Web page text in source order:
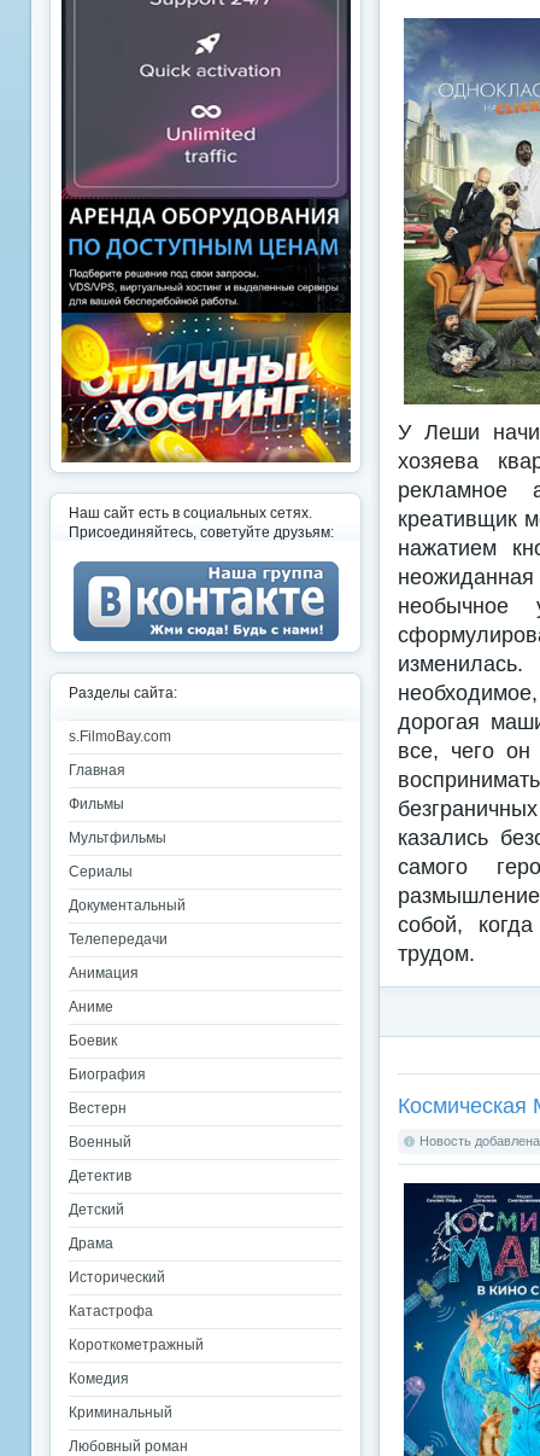
У Леши
хозяева
рекламное
креативщик
нажатием
необычное
дорогая
все, чего
казались
самого
размышление
собой,
трудом.
Новость
Наш сайт есть в социальных сетях.
Присоединяйтесь, советуйте друзьям:
Разделы сайта:
s.FilmoBay.com
Главная
Фильмы
Мультфильмы
Сериалы
Документальный
Телепередачи
Анимация
Аниме
Боевик
Биография
Вестерн
Военный
Детектив
Детский
Драма
Исторический
Катастрофа
Короткометражный
Комедия
Криминальный
Любовный роман